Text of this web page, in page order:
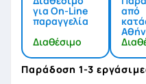
για On-Line
παραγγελία
Διαθέσιμο
από
Παράδοση 1-3